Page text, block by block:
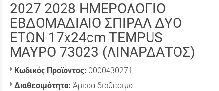
2027 2028 ΗΜΕΡΟΛΟΓΙΟ
ΕΒΔΟΜΑΔΙΑΙΟ ΣΠΙΡΑΛ ΔΥΟ
ΕΤΩΝ 17x24cm TEMPUS
ΜΑΥΡΟ 73023 (ΛΙΝΑΡΔΑΤΟΣ)
Κωδικός Προϊόντος: 0000430271
Διαθεσιμότητα: Άμεσα διαθέσιμο